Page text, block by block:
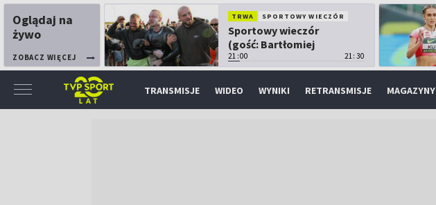
Oglądaj na
żywo
ZOBACZ WIĘCEJ
TRWA SPORTOWY WIECZÓR
Sportowy wieczór
(gość: Bartłomiej
Kubkowski)
21:00 21:30
TRANSMISJE WIDEO WYNIKI RETRANSMISJE MAGAZYNY